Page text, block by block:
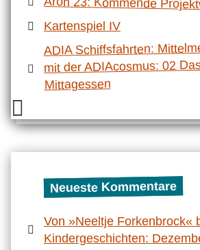
Kartenspiel IV
ADIA Schiffsfahrten:
mit der ADIAcosmus: 02
Mittagessen
Neueste Kommentare
Von »Neeltje Forkenbrock«
Kindergeschichten: